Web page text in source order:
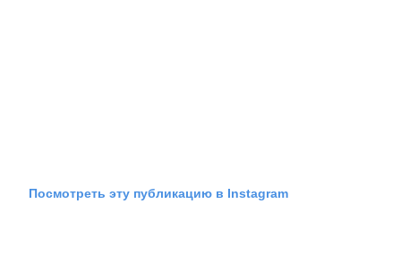
Посмотреть эту публикацию в Instagram